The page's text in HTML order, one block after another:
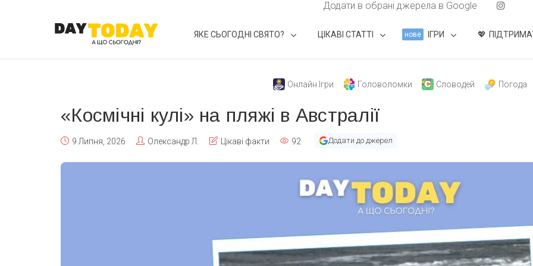
Додати в обрані джерела в Google
ЯКЕ СЬОГОДНІ СВЯТО? ЦІКАВІ СТАТТІ нове ІГРИ
Онлайн Ігри Головоломки Словодей Погода
«Космічні кулі» на пляжі в Австралії
9 Липня, 2026 Олександр Л. Цікаві факти 92 Додати до джерел